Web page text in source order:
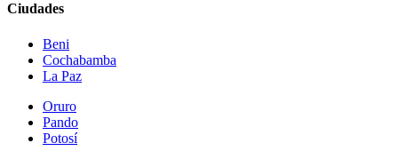
Ciudades
Beni
Cochabamba
La Paz
Oruro
Pando
Potosí